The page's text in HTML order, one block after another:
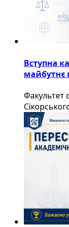
Вступна
майбутнє
Факультет